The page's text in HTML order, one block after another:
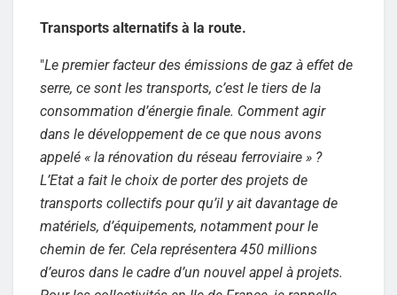
Transports alternatifs à la route.
"Le premier facteur des émissions de gaz à effet de
serre, ce sont les transports, c’est le tiers de la
consommation d’énergie finale. Comment agir
dans le développement de ce que nous avons
appelé « la rénovation du réseau ferroviaire » ?
L’Etat a fait le choix de porter des projets de
transports collectifs pour qu’il y ait davantage de
matériels, d’équipements, notamment pour le
chemin de fer. Cela représentera 450 millions
d’euros dans le cadre d’un nouvel appel à projets.